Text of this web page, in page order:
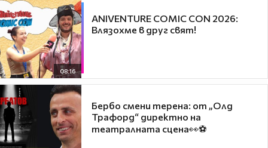
08:16
ANIVENTURE COMIC CON 2026:
Влязохме в друг свят!
Бербо смени терена: от „Олд
Трафорд“ директно на
театралната сцена👀⚽